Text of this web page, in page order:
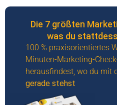
Die 7 größten
was du
100 % praxisorientiertes
Minuten-Marketing-
herausfindest, wo du mit
gerade stehst